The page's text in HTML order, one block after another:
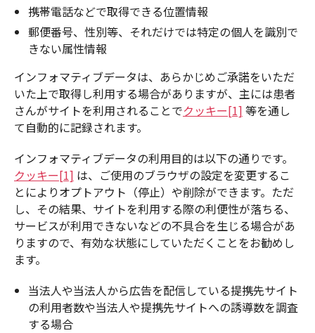
携帯電話などで取得できる位置情報
郵便番号、性別等、それだけでは特定の個人を識別で
きない属性情報
インフォマティブデータは、あらかじめご承諾をいただ
いた上で取得し利用する場合がありますが、主には患者
さんがサイトを利用されることでクッキー[1] 等を通し
て自動的に記録されます。
インフォマティブデータの利用目的は以下の通りです。
クッキー[1] は、ご使用のブラウザの設定を変更するこ
とによりオプトアウト（停止）や削除ができます。ただ
し、その結果、サイトを利用する際の利便性が落ちる、
サービスが利用できないなどの不具合を生じる場合があ
りますので、有効な状態にしていただくことをお勧めし
ます。
当法人や当法人から広告を配信している提携先サイト
の利用者数や当法人や提携先サイトへの誘導数を調査
する場合